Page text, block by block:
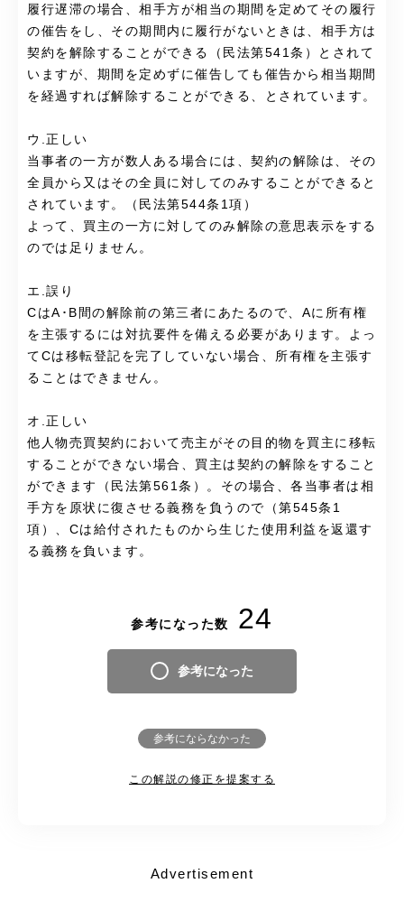
履行遅滞の場合、相手方が相当の期間を定めてその履行
の催告をし、その期間内に履行がないときは、相手方は
契約を解除することができる（民法第541条）とされて
いますが、期間を定めずに催告しても催告から相当期間
を経過すれば解除することができる、とされています。
ウ.正しい
当事者の一方が数人ある場合には、契約の解除は、その
全員から又はその全員に対してのみすることができると
されています。（民法第544条1項）
よって、買主の一方に対してのみ解除の意思表示をする
のでは足りません。
エ.誤り
CはA･B間の解除前の第三者にあたるので、Aに所有権
を主張するには対抗要件を備える必要があります。よっ
てCは移転登記を完了していない場合、所有権を主張す
ることはできません。
オ.正しい
他人物売買契約において売主がその目的物を買主に移転
することができない場合、買主は契約の解除をすること
ができます（民法第561条）。その場合、各当事者は相
手方を原状に復させる義務を負うので（第545条1
項）、Cは給付されたものから生じた使用利益を返還す
る義務を負います。
参考になった数 24
参考になった
参考にならなかった
この解説の修正を提案する
Advertisement